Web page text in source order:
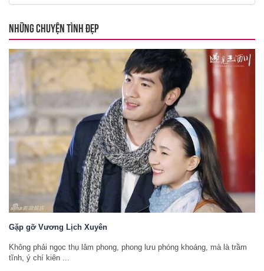
NHỮNG CHUYỆN TÌNH ĐẸP
Gặp gỡ Vương Lịch Xuyên
Không phải ngọc thụ lâm phong, phong lưu phóng khoáng, mà là trầm
tĩnh, ý chí kiên ...